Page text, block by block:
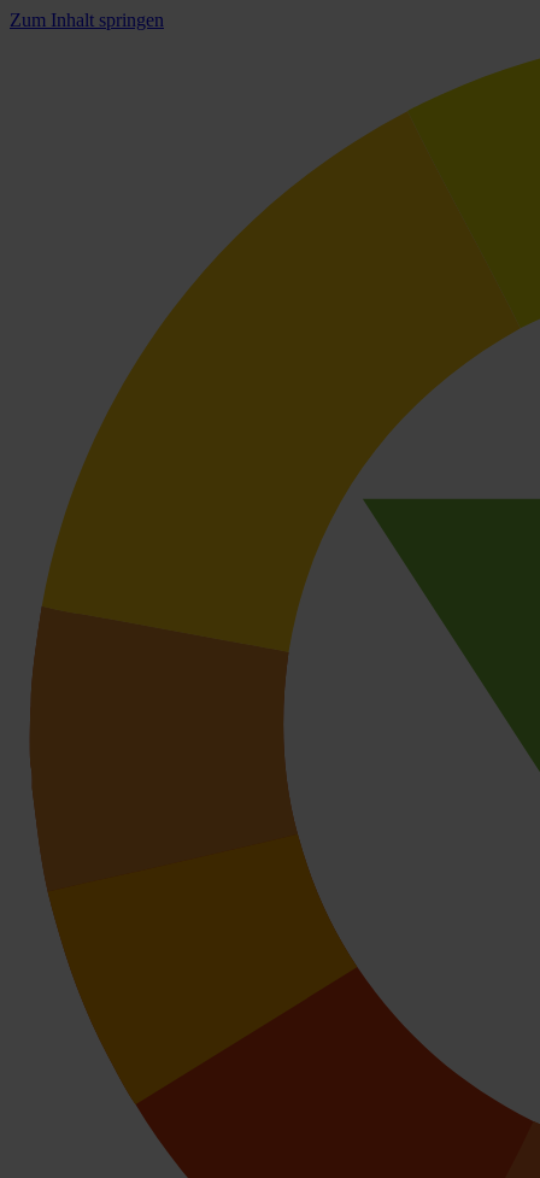
Zum Inhalt springen